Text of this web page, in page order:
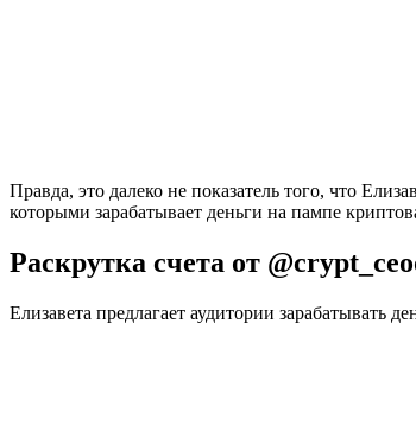
Правда, это далеко не показатель того, что
которыми зарабатывает деньги на пампе
Раскрутка счета от
Елизавета предлагает аудитории зарабатывать